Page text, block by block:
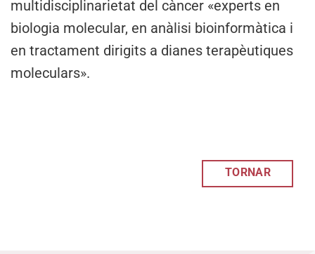
multidisciplinarietat del càncer «experts en
biologia molecular, en anàlisi bioinformàtica i
en tractament dirigits a dianes terapèutiques
moleculars».
TORNAR